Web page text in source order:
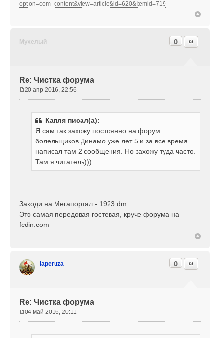
option=com_content&view=article&id=620&Itemid=719
Мухелый
Re: Чистка форума
0 Цитата
20 апр 2016, 22:56
Капля писал(а):
Я сам так захожу постоянно на форум
болельщиков Динамо уже лет 5 и за все время
написал там 2 сообщения. Но захожу туда часто.
Там я читатель)))
Заходи на Мегапортал - 1923.dm
Это самая передовая гостевая, круче форума на
fcdin.com
laperuza
Re: Чистка форума
0 Цитата
04 май 2016, 20:11